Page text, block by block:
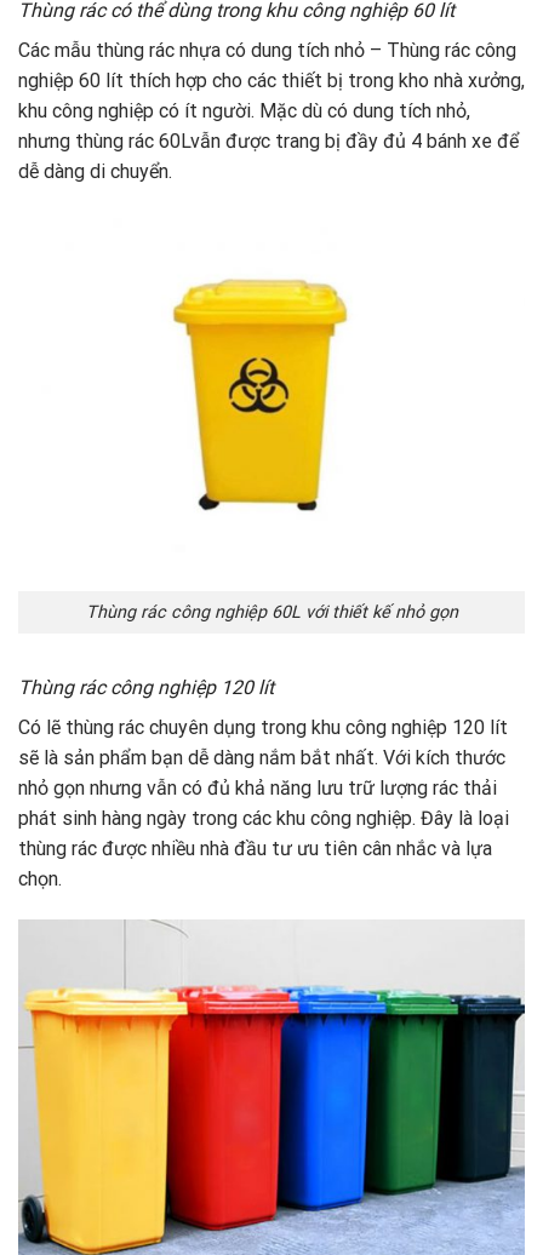
Thùng rác có thể dùng trong khu công nghiệp 60 lít
Các mẫu thùng rác nhựa có dung tích nhỏ – Thùng rác công
nghiệp 60 lít thích hợp cho các thiết bị trong kho nhà xưởng,
khu công nghiệp có ít người. Mặc dù có dung tích nhỏ,
nhưng thùng rác 60Lvẫn được trang bị đầy đủ 4 bánh xe để
dễ dàng di chuyển.
Thùng rác công nghiệp 60L với thiết kế nhỏ gọn
Thùng rác công nghiệp 120 lít
Có lẽ thùng rác chuyên dụng trong khu công nghiệp 120 lít
sẽ là sản phẩm bạn dễ dàng nắm bắt nhất. Với kích thước
nhỏ gọn nhưng vẫn có đủ khả năng lưu trữ lượng rác thải
phát sinh hàng ngày trong các khu công nghiệp. Đây là loại
thùng rác được nhiều nhà đầu tư ưu tiên cân nhắc và lựa
chọn.